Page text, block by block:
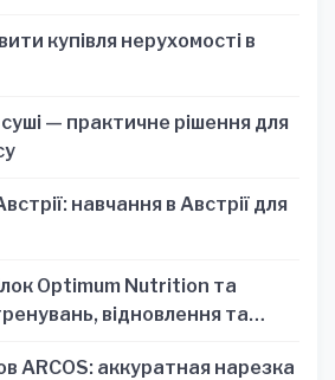
купівля нерухомості в
— практичне рішення для
навчання в Австрії для
Optimum Nutrition та
відновлення та
ARCOS: аккуратная нарезка